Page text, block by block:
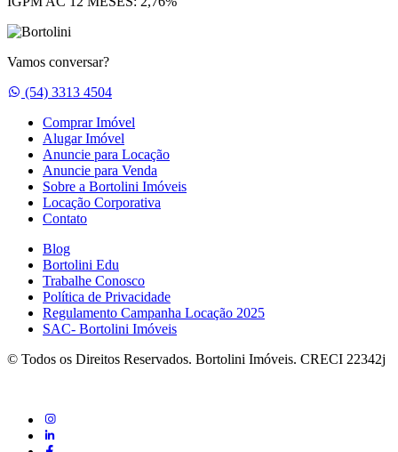
Vamos conversar?
Whatsapp
(54) 3313 4504
Comprar Imóvel
Alugar Imóvel
Anuncie para Locação
Anuncie para Venda
Sobre a Bortolini Imóveis
Locação Corporativa
Contato
Blog
Bortolini Edu
Trabalhe Conosco
Política de Privacidade
Regulamento Campanha Locação 2025
SAC- Bortolini Imóveis
© Todos os Direitos Reservados. Bortolini Imóveis. CRECI 22342j
instagram
linkedin